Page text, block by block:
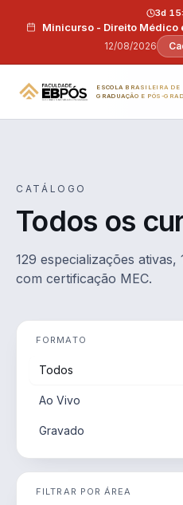
Minicurso - Direito Médico
12/08/2026
3d
ESCOLA BRASILEIRA DE
GRADUAÇÃO E PÓS-
CATÁLOGO
Todos os
129 especializações
com certificação MEC.
FORMATO
Todos
Ao Vivo
Gravado
FILTRAR POR ÁREA